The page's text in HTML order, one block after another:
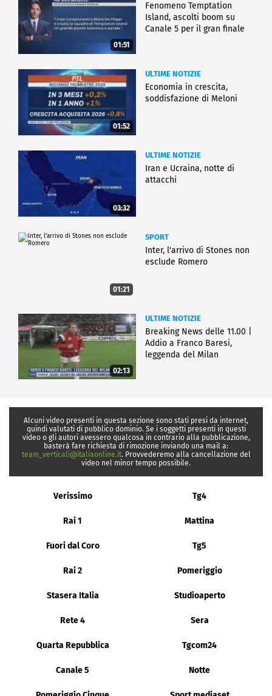
01:51
Fenomeno Temptation
Island, ascolti boom su
Canale 5 per il gran finale
01:52
ULTIME NOTIZIE
Economia in crescita,
soddisfazione di Meloni
03:32
ULTIME NOTIZIE
Iran e Ucraina, notte di
attacchi
01:21
SPORT
Inter, l'arrivo di Stones non
esclude Romero
02:13
ULTIME NOTIZIE
Breaking News delle 11.00 |
Addio a Franco Baresi,
leggenda del Milan
Alcuni video presenti in questa sezione sono stati presi da internet,
quindi valutati di pubblico dominio. Se i soggetti presenti in questi
video o gli autori avessero qualcosa in contrario alla pubblicazione,
basterà fare richiesta di rimozione inviando una mail a:
team_verticali@italiaonline.it. Provvederemo alla cancellazione del
video nel minor tempo possibile.
Verissimo Tg4
Rai 1 Mattina
Fuori dal Coro Tg5
Rai 2 Pomeriggio
Stasera Italia Studioaperto
Rete 4 Sera
Quarta Repubblica Tgcom24
Canale 5 Notte